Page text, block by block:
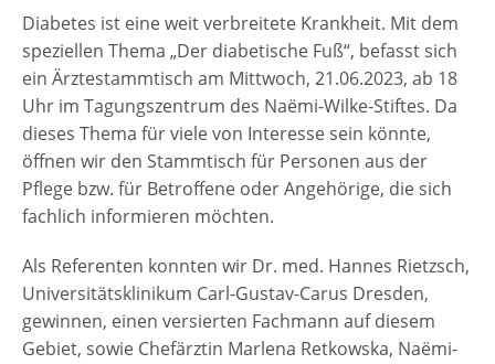
Diabetes ist eine weit verbreitete Krankheit. Mit dem
speziellen Thema „Der diabetische Fuß“, befasst sich
ein Ärztestammtisch am Mittwoch, 21.06.2023, ab 18
Uhr im Tagungszentrum des Naëmi-Wilke-Stiftes. Da
dieses Thema für viele von Interesse sein könnte,
öffnen wir den Stammtisch für Personen aus der
Pflege bzw. für Betroffene oder Angehörige, die sich
fachlich informieren möchten.
Als Referenten konnten wir Dr. med. Hannes Rietzsch,
Universitätsklinikum Carl-Gustav-Carus Dresden,
gewinnen, einen versierten Fachmann auf diesem
Gebiet, sowie Chefärztin Marlena Retkowska, Naëmi-